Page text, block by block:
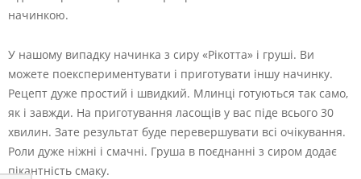
начинкою.
У нашому випадку начинка з сиру «Рікотта» і груші. Ви
можете поекспериментувати і приготувати іншу начинку.
Рецепт дуже простий і швидкий. Млинці готуються так само,
як і завжди. На приготування ласощів у вас піде всього 30
хвилин. Зате результат буде перевершувати всі очікування.
Роли дуже ніжні і смачні. Груша в поєднанні з сиром додає
пікантність смаку.